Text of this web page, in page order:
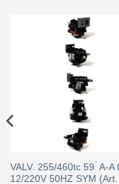
VALV. 255/460tc 59 ́ A-A
12/220V 50HZ SYM (Art.